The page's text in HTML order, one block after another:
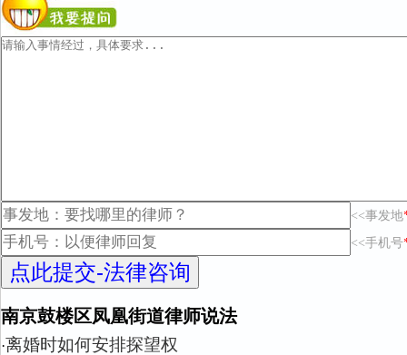
<<事发地
<<手机号
南京鼓楼区凤凰街道律师说法
·离婚时如何安排探望权